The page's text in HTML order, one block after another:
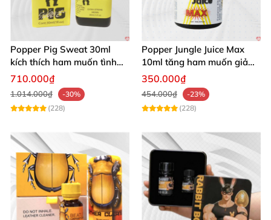
Popper Pig Sweat 30ml
kích thích ham muốn tình
dục khoái cảm sâu cộng
đồng LGBT
710.000₫
1.014.000₫
-30%
(228)
Popper Jungle Juice Max
10ml tăng ham muốn giảm
đau quan hệ
350.000₫
454.000₫
-23%
(228)